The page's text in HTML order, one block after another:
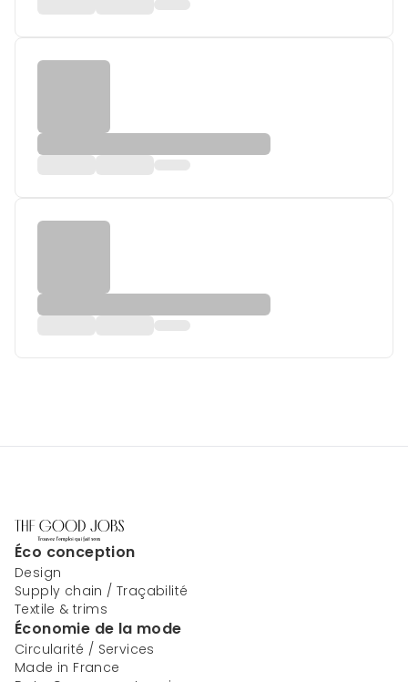
Éco conception
Design
Supply chain / Traçabilité
Textile & trims
Économie de la mode
Circularité / Services
Made in France